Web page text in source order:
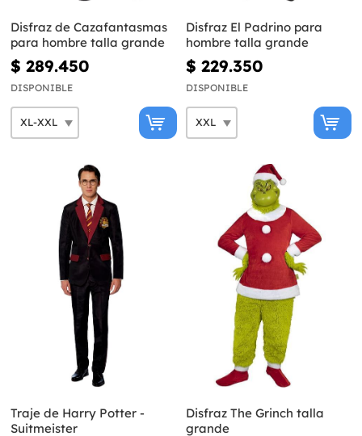
Disfraz de Cazafantasmas
para hombre talla grande
$ 289.450
DISPONIBLE
Disfraz El Padrino para
hombre talla grande
$ 229.350
DISPONIBLE
Traje de Harry Potter -
Suitmeister
Disfraz The Grinch talla
grande